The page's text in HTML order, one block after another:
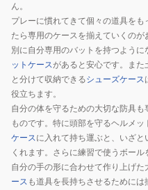
ネ
イ
ビ
ー
ホ
ワ
イ
ト
1FJDD00174
ん。
プレーに慣れてきて個々の道具を
たら専用のケースを揃えていくの
別に自分専用のバットを持つよう
ットケースがあると安心です。また
と分けて収納できるシューズケース
役立ちます。
自分の体を守るための大切な防具
ものです。特に頭部を守るヘルメ
ケースに入れて持ち運ぶと、いざ
くれます。さらに練習で使うボー
自分の手の形に合わせて作り上げ
ース も道具を長持ちさせるために